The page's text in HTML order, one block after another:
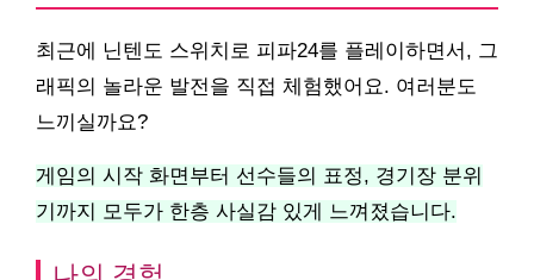
최근에 닌텐도 스위치로 피파24를 플레이하면서, 그
래픽의 놀라운 발전을 직접 체험했어요. 여러분도
느끼실까요?
게임의 시작 화면부터 선수들의 표정, 경기장 분위
기까지 모두가 한층 사실감 있게 느껴졌습니다.